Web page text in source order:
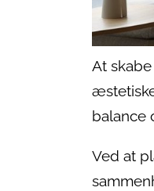
At
balance
Ved at